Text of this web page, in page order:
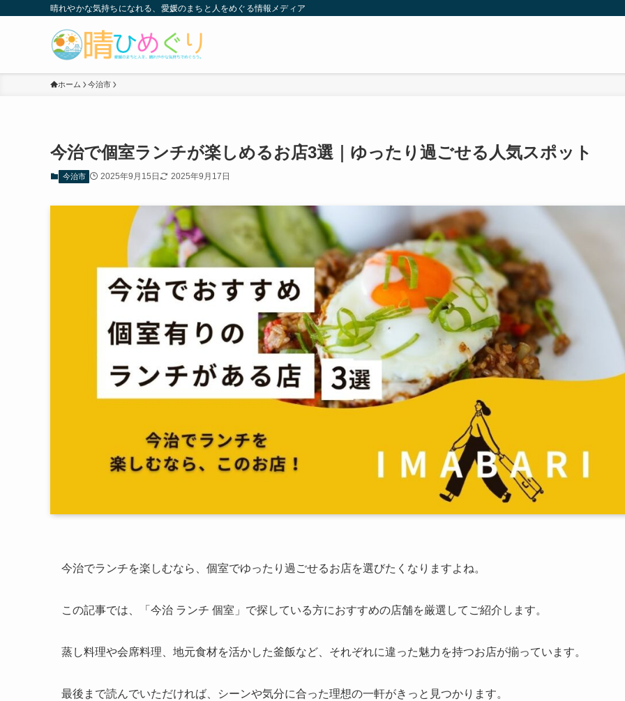
晴れやかな気持ちになれる、愛媛のまちと人をめぐる情報メディア
ホーム 今治市
今治で個室ランチが楽しめるお店3選｜ゆったり過ごせる人気スポット
今治市 2025年9月15日 2025年9月17日
今治でランチを楽しむなら、個室でゆったり過ごせるお店を選びたくなりますよね。
この記事では、「今治 ランチ 個室」で探している方におすすめの店舗を厳選してご紹介します。
蒸し料理や会席料理、地元食材を活かした釜飯など、それぞれに違った魅力を持つお店が揃っています。
最後まで読んでいただければ、シーンや気分に合った理想の一軒がきっと見つかります。